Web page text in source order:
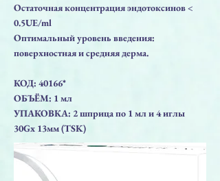
Остаточная концентрация эндотоксинов <
0.5UE/ml
Оптимальный уровень введения:
поверхностная и средняя дерма.
КОД: 40166*
ОБЪЁМ: 1 мл
УПАКОВКА: 2 шприца по 1 мл и 4 иглы
30Gx 13мм (TSK)